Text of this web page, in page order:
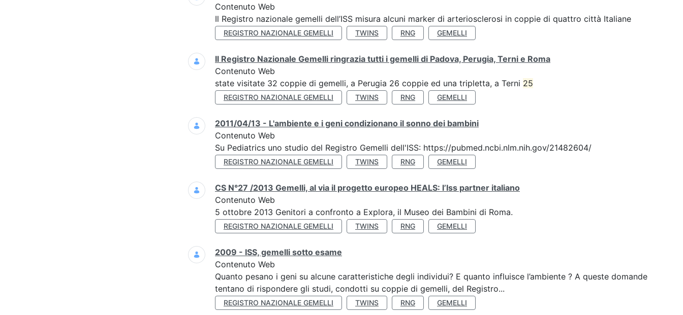
Contenuto Web
Il Registro nazionale gemelli dell’ISS misura alcuni marker di arteriosclerosi in coppie di quattro città Italiane
REGISTRO NAZIONALE GEMELLI TWINS RNG GEMELLI
Il Registro Nazionale Gemelli ringrazia tutti i gemelli di Padova, Perugia, Terni e Roma
Contenuto Web
state visitate 32 coppie di gemelli, a Perugia 26 coppie ed una tripletta, a Terni 25
REGISTRO NAZIONALE GEMELLI TWINS RNG GEMELLI
2011/04/13 - L'ambiente e i geni condizionano il sonno dei bambini
Contenuto Web
Su Pediatrics uno studio del Registro Gemelli dell'ISS: https://pubmed.ncbi.nlm.nih.gov/21482604/
REGISTRO NAZIONALE GEMELLI TWINS RNG GEMELLI
CS N°27 /2013 Gemelli, al via il progetto europeo HEALS: l’Iss partner italiano
Contenuto Web
5 ottobre 2013 Genitori a confronto a Explora, il Museo dei Bambini di Roma.
REGISTRO NAZIONALE GEMELLI TWINS RNG GEMELLI
2009 - ISS, gemelli sotto esame
Contenuto Web
Quanto pesano i geni su alcune caratteristiche degli individui? E quanto influisce l’ambiente ? A queste domande
tentano di rispondere gli studi, condotti su coppie di gemelli, del Registro...
REGISTRO NAZIONALE GEMELLI TWINS RNG GEMELLI